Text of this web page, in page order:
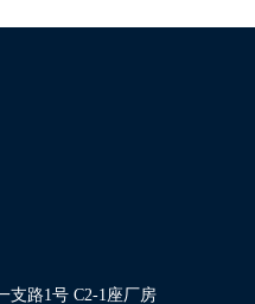
支路1号 C2-1座厂房